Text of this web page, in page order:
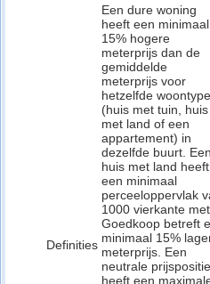
Definities
Een dure woning
heeft een minimaal
15% hogere
meterprijs dan de
gemiddelde
meterprijs voor
hetzelfde woontype
(huis met tuin, huis
met land of een
appartement) in
dezelfde buurt. Een
huis met land heeft
een minimaal
perceeloppervlak
1000 vierkante
Goedkoop betreft
minimaal 15%
meterprijs. Een
neutrale prijspositie
heeft een